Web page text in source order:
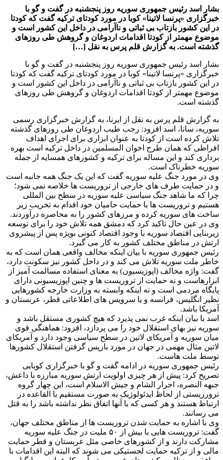
بشار اسد رئیس جمهوری سوریه روز پنجشنبه در گفت و گو با
خبرگزاری «پرنسا لاتینا» کوبا در مورد کودتای ترکیه گفت که کودتا
در این کشور بازتاب بی ثباتی و ناآرامی در داخل این کشور است و
موضوع مهمتر از کودتا اقدامات اردوغان و گروهش طی روزهای
گذشته است. به گزارش قلم پرس به نقل […]
بشار اسد رئیس جمهوری سوریه روز پنجشنبه در گفت و گو با
خبرگزاری «پرنسا لاتینا» کوبا در مورد کودتای ترکیه گفت که کودتا
در این کشور بازتاب بی ثباتی و ناآرامی در داخل این کشور است و
موضوع مهمتر از کودتا اقدامات اردوغان و گروهش طی روزهای
گذشته است.
به گزارش قلم پرس به نقل از ایرنا، به گزارش خبرگزاری رسمی
سوریه، سانا، اسد افزود: رجب طیب اردوغان طی روزهای گذشته
تلاش کرده است از کودتا به عنوان ابزاری برای اجرای اهداف
افراطی که همان طرح اخوان المسلمین در داخل ترکیه است بهره
برداری کند و این مساله برای ترکیه و کشورهای همسایه از جمله
سوریه خطرناک است.
وی در مورد جنگ علیه سوریه گفت که این یک جنگ همه جانبه است
و در حمایت طرف های خارجی از تروریست ها خلاصه نمی شود؛
چرا که ما شاهد جنگ سیاسی علیه سوریه در سطح بین المللی
هستیم و تروریست ها با حمایت حامیان خود اقدام به تخریب زیر
ساخت های سوریه کرده و مرزهای کشور را به محاصره درآوردند.
وی در عین حال تاکید کرد که دمشق همه تلاش خود را برای توسعه
زیربنایی اقتصاد سوریه با وجود اقتصاد کنونی بویژه پس از پیشروی
ارتش در مناطق مختلف کشور به کار می گیرد.
رئیس جمهوری سوریه با بیان اینکه مخالف واقعی همان است که به
خاطر ملت سوریه تلاش می کند و در داخل کشور نیز سکونت دارد،
گفت: واژه مخالف (اپوزیسیون) به معنای استفاده مسالمت آمیز از
ابزارهاست و نه حمایت از تروریست ها و چنین اپوزیسیونی دارای
پایگاه مردمی است و نه اینکه وابسته به وزارت خارجه کشورهایی
نظیر انگلیس، فرانسه و یا سرویس های اطلاعاتی قطر، عربستان و
آمریکا باشد.
اسد با بیان اینکه غرب نمی پذیرد که هیچ کشوری مستقل باشد و
سوریه نیز بهای استقلال خود را می پردازد، افزود: هماهنگی قوی
میان سوریه و آمریکای لاتین در سطح سیاسی وجود دارد و آمریکای
لاتین مثال مهمی در جهان در مورد بازپس گرفتن استقلال کشورها
توسط ملت هاست.
رئیس جمهوری سوریه در ادامه گفت و گو با خبرگزاری کوبایی
تصریح کرد: پیش از هر چیزی اولویت ارتش سوریه مبارزه با داعش،
جبهه النصره، احرار الشام و جیش الاسلام است، این چهار گروه
ترورریستی از لحاظ ایدئولوژیک به صورت مستقیم با القاعده در
ارتباط هستند و هر کسی که با آنها اتفاق نظر نداشته باشد را به قتل
می رسانند.
وی با اشاره به حمایت شدن تروریست ها از مناطق مختلف جهان،
گفت: تروریست هایی با بیش از ۵۰ ملیت در جنگ علیه سوریه
مشارکت دارند و از کشورهای خاصی مثل عربستان و قطر حمایت
مالی و از ترکیه حمایت لجستیکی می شوند که البته این اقدامات با